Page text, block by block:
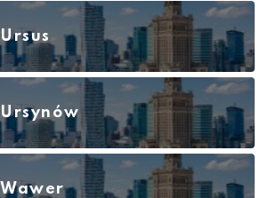
Ursus
Ursynów
Wawer